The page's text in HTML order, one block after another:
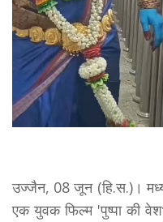
उज्जैन, 08 जून (हि.स.)।
एक युवक फिल्म 'पुष्पा की